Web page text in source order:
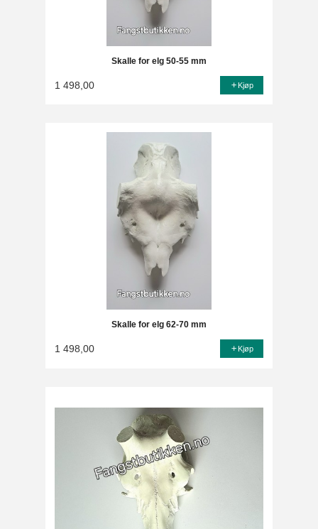
Skalle for elg 50-55 mm
1 498,00 Kjøp
Skalle for elg 62-70 mm
1 498,00 Kjøp